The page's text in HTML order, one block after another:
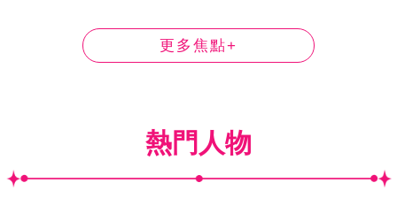
更多焦點+
熱門人物